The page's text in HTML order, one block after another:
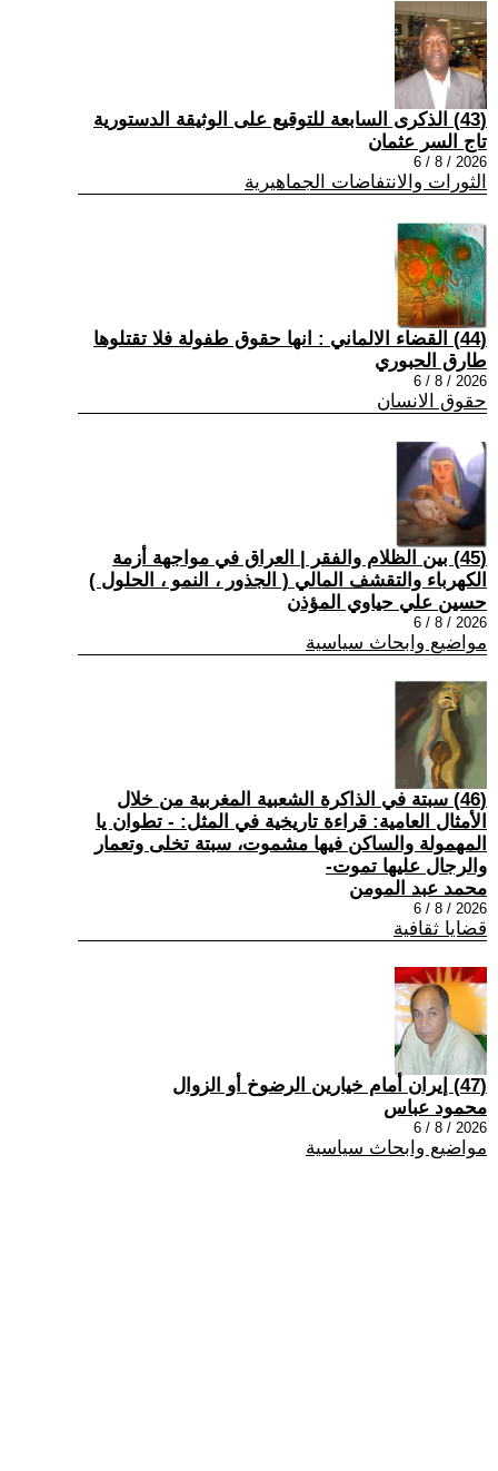
(43) الذكرى السابعة للتوقيع على الوثيقة الدستورية
تاج السر عثمان
2026 / 8 / 6
الثورات والانتفاضات الجماهيرية
(44) القضاء الالماني : انها حقوق طفولة فلا تقتلوها
طارق الحبوري
2026 / 8 / 6
حقوق الانسان
(45) بين الظلام والفقر | العراق في مواجهة أزمة
الكهرباء والتقشف المالي ( الجذور ، النمو ، الحلول )
حسين علي حياوي المؤذن
2026 / 8 / 6
مواضيع وابحاث سياسية
(46) سبتة في الذاكرة الشعبية المغربية من خلال
الأمثال العامية: قراءة تاريخية في المثل: - تطوان يا
المهمولة والساكن فيها مشموت، سبتة تخلى وتعمار
والرجال عليها تموت-
محمد عبد المومن
2026 / 8 / 6
قضايا ثقافية
(47) إيران أمام خيارين الرضوخ أو الزوال
محمود عباس
2026 / 8 / 6
مواضيع وابحاث سياسية